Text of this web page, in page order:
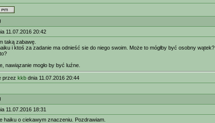
11.07.2016 20:42
taką zabawę.
i ktoś za zadanie ma odnieść sie do niego swoim. Może to mógłby być osobny wątek?
nawiązanie mogło by być luźne.
przez kkb dnia 11.07.2016 20:44
11.07.2016 18:31
haiku o ciekawym znaczeniu. Pozdrawiam.